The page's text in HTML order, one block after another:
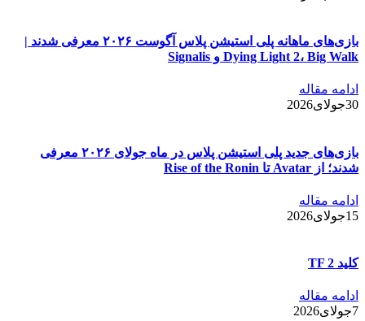
بازی‌های ماهانه پلی استیشن پلاس آگوست ۲۰۲۶ معرفی شدند |
Dying Light 2، Big Walk و Signalis
ادامه مقاله
30جولای2026
بازی‌های جدید پلی استیشن پلاس در ماه جولای ۲۰۲۶ معرفی
شدند؛ از Avatar تا Rise of the Ronin
ادامه مقاله
15جولای2026
کلید TF 2
ادامه مقاله
7جولای2026